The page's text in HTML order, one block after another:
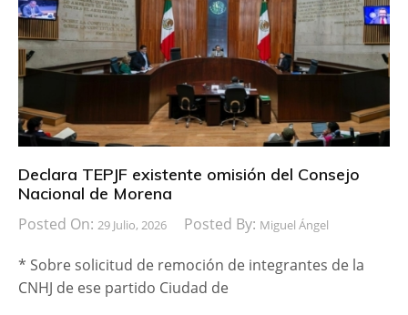
Declara TEPJF existente omisión del Consejo
Nacional de Morena
Posted On: 29 Julio, 2026 Posted By: Miguel Ángel
* Sobre solicitud de remoción de integrantes de la
CNHJ de ese partido Ciudad de